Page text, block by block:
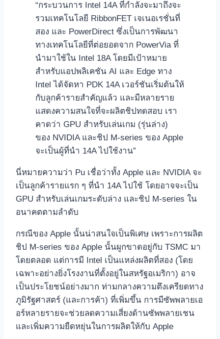
“กระบวนการ Intel 14A ที่กำลังจะมาถึงจะ
รวมเทคโนโลยี RibbonFET เจเนอเรชั่นที่
สอง และ PowerDirect ซึ่งเป็นการพัฒนา
ทางเทคโนโลยีที่ต่อยอดจาก PowerVia ที่
นำมาใช้ใน Intel 18A โดยมีเป้าหมาย
สำหรับแอปพลิเคชัน AI และ Edge ทาง
Intel ได้จัดหา PDK 14A เวอร์ชันเริ่มต้นให้
กับลูกค้ารายสำคัญแล้ว และมีหลายราย
แสดงความสนใจที่จะผลิตชิปทดสอบ เรา
คาดว่า GPU สำหรับเล่นเกม (รุ่นล่าง)
ของ NVIDIA และชิป M-series ของ Apple
จะเป็นผู้ที่นำ 14A ไปใช้งาน”
นี่หมายความว่า Pu เชื่อว่าทั้ง Apple และ NVIDIA จะ
เป็นลูกค้ารายแรก ๆ ที่นำ 14A ไปใช้ โดยอาจจะเป็น
GPU สำหรับเล่นเกมระดับล่าง และชิป M-series ใน
อนาคตตามลำดับ
กรณีของ Apple นั้นน่าสนใจเป็นพิเศษ เพราะการผลิต
ชิป M-series ของ Apple นั้นผูกขาดอยู่กับ TSMC มา
โดยตลอด แต่การมี Intel เป็นแหล่งผลิตที่สอง (โดย
เฉพาะอย่างยิ่งโรงงานที่ตั้งอยู่ในสหรัฐอเมริกา) อาจ
เป็นประโยชน์อย่างมาก ท่ามกลางความตึงเครียดทาง
ภูมิรัฐศาสตร์ (และการค้า) ที่เพิ่มขึ้น การมีซัพพลายเอ
อร์หลายรายจะช่วยลดความเสี่ยงด้านซัพพลายเชน
และเพิ่มความยืดหยุ่นในการผลิตให้กับ Apple